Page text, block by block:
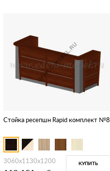
Стойка ресепшн Rapid комплект №8
3060x1130x1200 КУПИТЬ